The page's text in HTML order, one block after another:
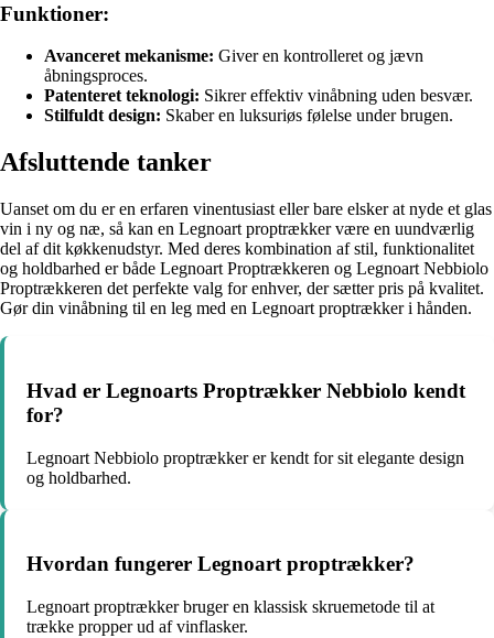
Funktioner:
Avanceret mekanisme: Giver en kontrolleret og jævn
åbningsproces.
Patenteret teknologi: Sikrer effektiv vinåbning uden besvær.
Stilfuldt design: Skaber en luksuriøs følelse under brugen.
Afsluttende tanker
Uanset om du er en erfaren vinentusiast eller bare elsker at nyde et glas
vin i ny og næ, så kan en Legnoart proptrækker være en uundværlig
del af dit køkkenudstyr. Med deres kombination af stil, funktionalitet
og holdbarhed er både Legnoart Proptrækkeren og Legnoart Nebbiolo
Proptrækkeren det perfekte valg for enhver, der sætter pris på kvalitet.
Gør din vinåbning til en leg med en Legnoart proptrækker i hånden.
Hvad er Legnoarts Proptrækker Nebbiolo kendt
for?
Legnoart Nebbiolo proptrækker er kendt for sit elegante design
og holdbarhed.
Hvordan fungerer Legnoart proptrækker?
Legnoart proptrækker bruger en klassisk skruemetode til at
trække propper ud af vinflasker.